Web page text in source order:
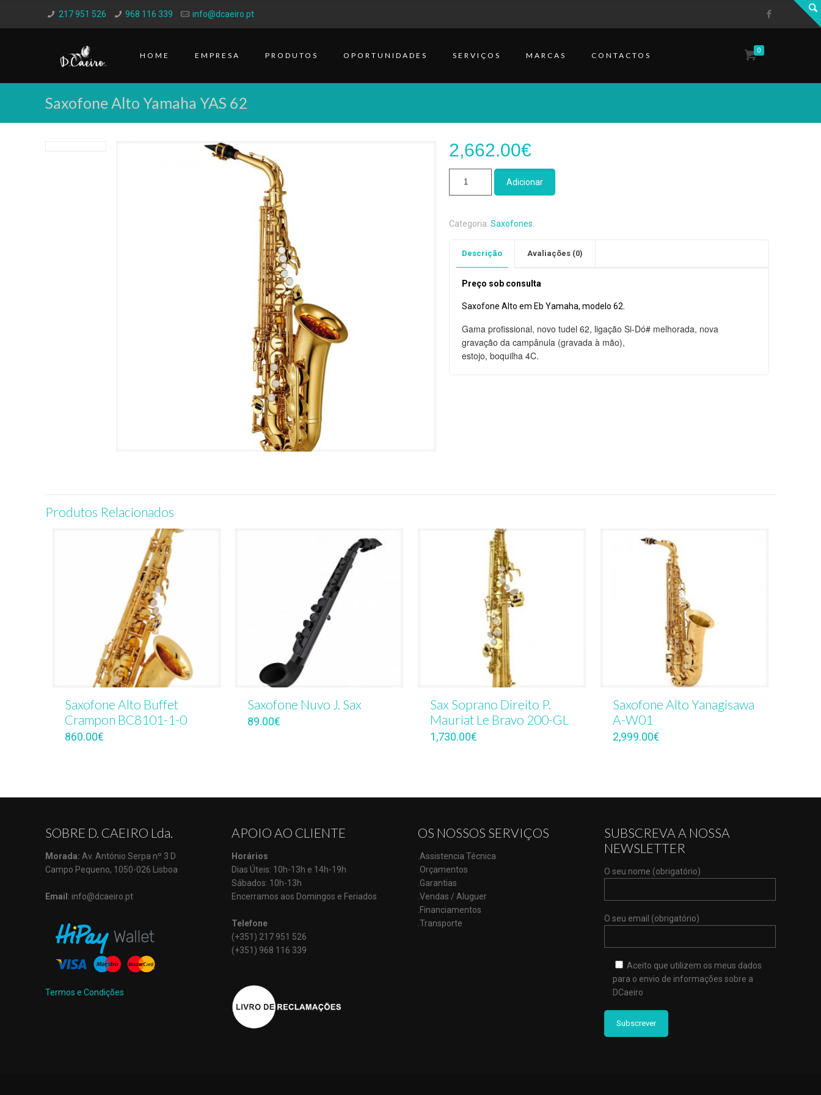
217 951 526 968 116 339 info@dcaeiro.pt
HOME EMPRESA PRODUTOS OPORTUNIDADES SERVIÇOS MARCAS CONTACTOS
0
Saxofone Alto Yamaha YAS 62
2,662.00€
Yamaha
Adicionar
Categoria:Saxofones
Descrição Avaliações (0)
Preço sob consulta
Saxofone Alto em Eb Yamaha, modelo 62.
Gama profissional, novo tudel 62, ligação Si-Dó# melhorada, nova
gravação da campânula (gravada à mão),
estojo, boquilha 4C.
Produtos Relacionados
Saxofone Alto Buffet
Crampon BC8101-1-0
860.00€
Saxofone Nuvo J. Sax
89.00€
Sax Soprano Direito P.
Mauriat Le Bravo 200-GL
1,730.00€
Saxofone Alto Yanagisawa
A-W01
2,999.00€
SOBRE D. CAEIRO Lda.
Morada: Av. António Serpa nº 3 D
Campo Pequeno, 1050-026 Lisboa
Email : info@dcaeiro.pt
Termos e Condições
APOIO AO CLIENTE
Horários
Dias Úteis: 10h-13h e 14h-19h
Sábados: 10h-13h
Encerramos aos Domingos e Feriados
Telefone
(+351) 217 951 526
(+351) 968 116 339
OS NOSSOS SERVIÇOS
.Assistencia Técnica
.Orçamentos
.Garantias
.Vendas / Aluguer
.Financiamentos
.Transporte
SUBSCREVA A NOSSA
NEWSLETTER
O seu nome (obrigatório)
O seu email (obrigatório)
Aceito que utilizem os meus dados
para o envio de informações sobre a
DCaeiro